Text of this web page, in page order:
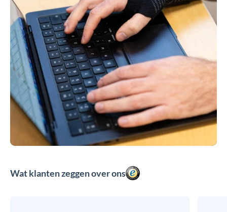
Wat klanten zeggen over ons